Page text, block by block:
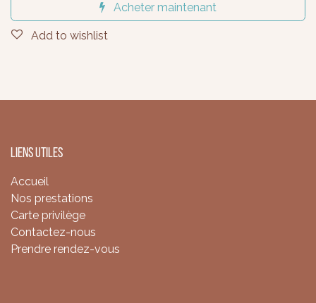
Acheter maintenant
Add to wishlist
Liens utiles
Accueil
Nos prestations
Carte privilège
Contactez-nous
Prendre rendez-vous